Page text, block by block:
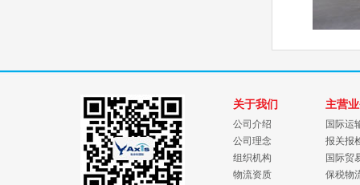
关于我们
公司介绍
公司理念
组织机构
物流资质
主营
国际运
报关报
国际贸
保税物